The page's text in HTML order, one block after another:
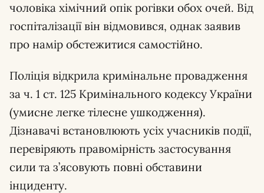
чоловіка хімічний опік рогівки обох очей. Від
госпіталізації він відмовився, однак заявив
про намір обстежитися самостійно.
Поліція відкрила кримінальне провадження
за ч. 1 ст. 125 Кримінального кодексу України
(умисне легке тілесне ушкодження).
Дізнавачі встановлюють усіх учасників події,
перевіряють правомірність застосування
сили та з’ясовують повні обставини
інциденту.